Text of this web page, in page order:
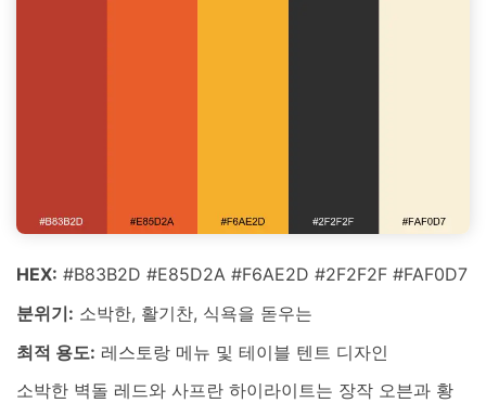
HEX: #B83B2D #E85D2A #F6AE2D #2F2F2F #FAF0D7
분위기: 소박한, 활기찬, 식욕을 돋우는
최적 용도: 레스토랑 메뉴 및 테이블 텐트 디자인
소박한 벽돌 레드와 사프란 하이라이트는 장작 오븐과 황